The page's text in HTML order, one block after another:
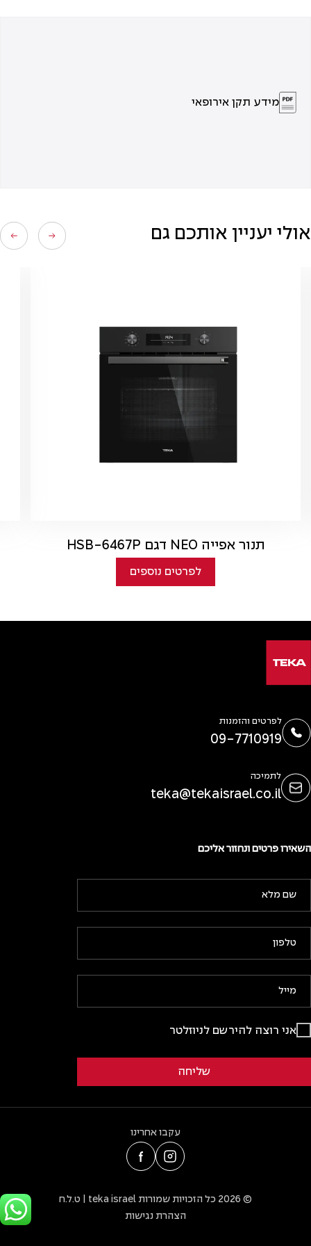
מידע תקן אירופאי
אולי יעניין אותכם גם
תנור אפייה NEO דגם HSB-6467P
לפרטים נוספים
לפרטים והזמנות
09-7710919
לתמיכה
teka@tekaisrael.co.il
השאירו פרטים ונחזור אליכם
אני רוצה להירשם לניוזלטר
הצהרת נגישות
© 2026 כל הזכויות שמורות teka israel | ט.ל.ח
עקבו אחרינו